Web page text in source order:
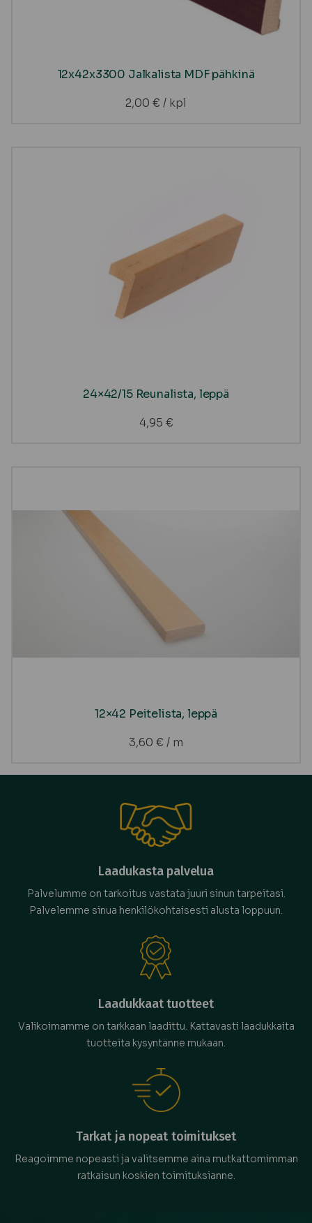
12x42x3300 Jalkalista MDF pähkinä
2,00 € / kpl
24×42/15 Reunalista, leppä
4,95 €
12×42 Peitelista, leppä
3,60 € / m
Laadukasta palvelua
Palvelumme on tarkoitus vastata juuri sinun tarpeitasi.
Palvelemme sinua henkilökohtaisesti alusta loppuun.
Laadukkaat tuotteet
Valikoimamme on tarkkaan laadittu. Kattavasti laadukkaita
tuotteita kysyntänne mukaan.
Tarkat ja nopeat toimitukset
Reagoimme nopeasti ja valitsemme aina mutkattomimman
ratkaisun koskien toimituksianne.